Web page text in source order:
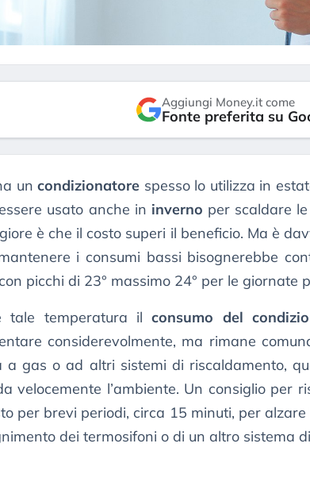
Aggiungi Money.it come
Fonte preferita su
uncondizionatore spesso lo utilizza in
usato anche in inverno per scaldare
è che il costo superi il beneficio. Ma è
i consumi bassi bisognerebbe
picchi di 23° massimo 24° per le giornate
tale temperatura ilconsumo del
considerevolmente, ma rimane
a gas o ad altri sistemi di riscaldamento,
velocemente l’ambiente. Un consiglio per
per brevi periodi, circa 15 minuti, per
dei termosifoni o di un altro sistema
repricing degli asset?
3 agosto 2026
in
30